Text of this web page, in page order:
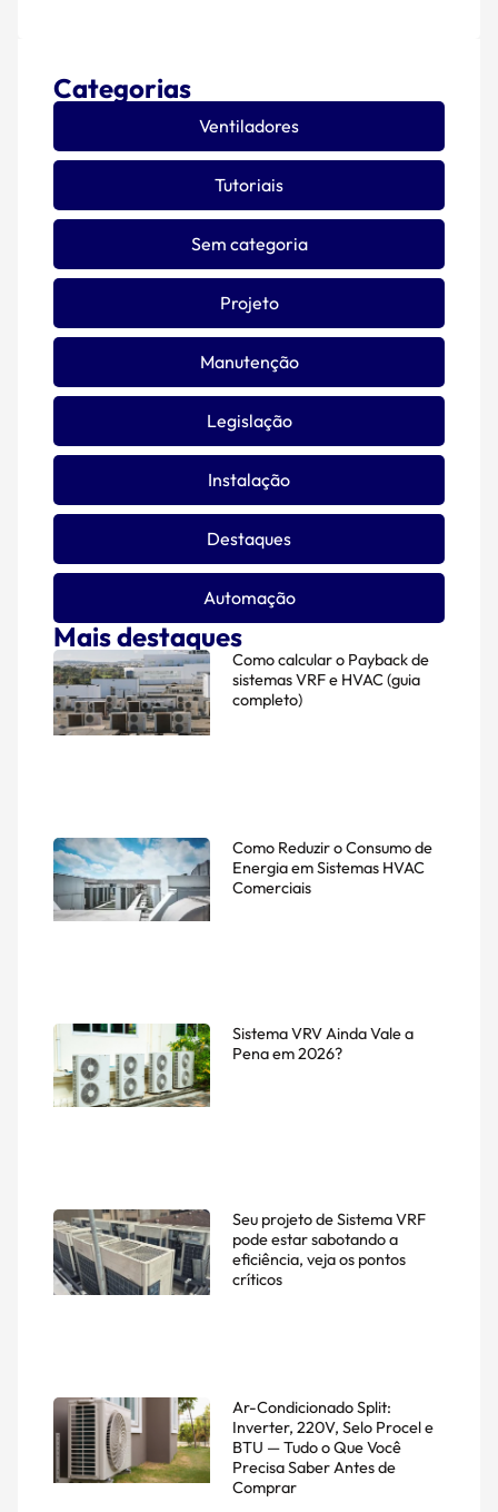
Categorias
Ventiladores
Tutoriais
Sem categoria
Projeto
Manutenção
Legislação
Instalação
Destaques
Automação
Mais destaques
Como calcular o Payback de
sistemas VRF e HVAC (guia
completo)
Como Reduzir o Consumo de
Energia em Sistemas HVAC
Comerciais
Sistema VRV Ainda Vale a
Pena em 2026?
Seu projeto de Sistema VRF
pode estar sabotando a
eficiência, veja os pontos
críticos
Ar-Condicionado Split:
Inverter, 220V, Selo Procel e
BTU — Tudo o Que Você
Precisa Saber Antes de
Comprar